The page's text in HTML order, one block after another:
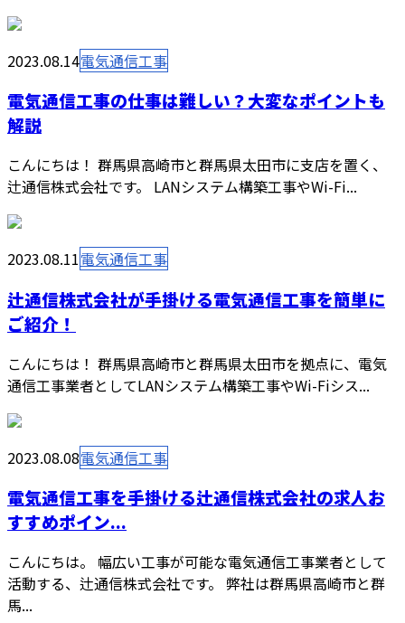
2023.08.14電気通信工事
電気通信工事の仕事は難しい？大変なポイントも
解説
こんにちは！ 群馬県高崎市と群馬県太田市に支店を置く、
辻通信株式会社です。 LANシステム構築工事やWi-Fi...
2023.08.11電気通信工事
辻通信株式会社が手掛ける電気通信工事を簡単に
ご紹介！
こんにちは！ 群馬県高崎市と群馬県太田市を拠点に、電気
通信工事業者としてLANシステム構築工事やWi-Fiシス...
2023.08.08電気通信工事
電気通信工事を手掛ける辻通信株式会社の求人お
すすめポイン...
こんにちは。 幅広い工事が可能な電気通信工事業者として
活動する、辻通信株式会社です。 弊社は群馬県高崎市と群
馬...